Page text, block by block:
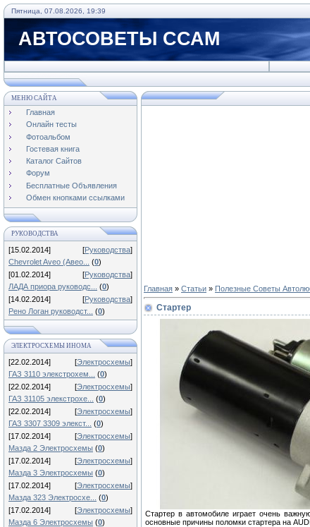
Пятница, 07.08.2026, 19:39
АВТОСОВЕТЫ ССАМ
МЕНЮ САЙТА
Главная
Онлайн тесты
Фотоальбом
Гостевая книга
Каталог Сайтов
Форум
Бесплатные Объявления
Обмен кнопками ссылками
РУКОВОДСТВА
[15.02.2014] [Руководства]
Chevrolet Aveo (Авео...
(0)
[01.02.2014]
[Руководства]
ЛАДА приора руководс...
(0)
[14.02.2014]
[Руководства]
Рено Логан руководст...
(0)
ЭЛЕКТРОСХЕМЫ ИНОМА
[22.02.2014] [Электросхемы]
ГАЗ 3110 элекстрохем...
(0)
[22.02.2014]
[Электросхемы]
ГАЗ 31105 элекстрохе...
(0)
[22.02.2014]
[Электросхемы]
ГАЗ 3307 3309 элекст...
(0)
[17.02.2014]
[Электросхемы]
Мазда 2 Электросхемы (0)
[17.02.2014]
[Электросхемы]
Мазда 3 Электросхемы (0)
[17.02.2014]
[Электросхемы]
Мазда 323 Электросхе...
(0)
[17.02.2014]
[Электросхемы]
Мазда 6 Электросхемы (0)
Главная » Статьи » Полезные Советы
Стартер
Стартер в автомобиле играет очень
основные причины поломки стартера на AUDI.